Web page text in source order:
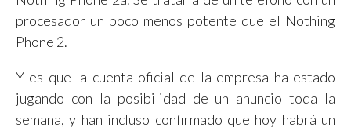
procesador un poco menos potente que el Nothing
Phone 2.
Y es que la cuenta oficial de la empresa ha estado
jugando con la posibilidad de un anuncio toda la
semana, y han incluso confirmado que hoy habrá un